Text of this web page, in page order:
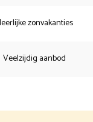
zonvakanties
Veelzijdig aanbod